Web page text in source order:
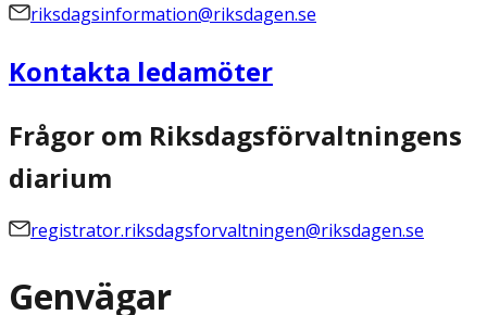
riksdagsinformation@riksdagen.se
Kontakta ledamöter
Frågor om Riksdagsförvaltningens
diarium
registrator.riksdagsforvaltningen@riksdagen.se
Genvägar